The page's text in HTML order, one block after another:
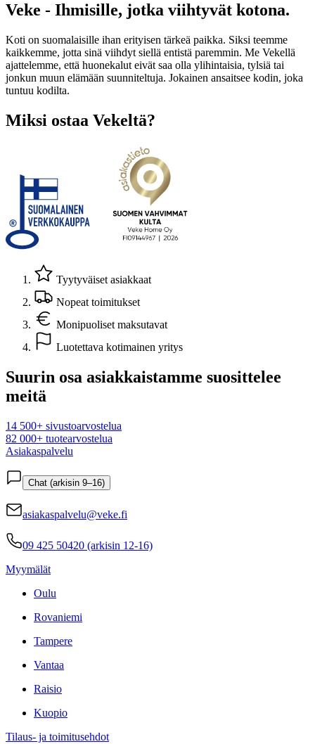
Veke - Ihmisille, jotka viihtyvät kotona.
Koti on suomalaisille ihan erityisen tärkeä paikka. Siksi teemme
kaikkemme, jotta sinä viihdyt siellä entistä paremmin. Me Vekellä
ajattelemme, että huonekalut eivät saa olla ylihintaisia, tylsiä tai
jonkun muun elämään suunniteltuja. Jokainen ansaitsee kodin, joka
tuntuu kodilta.
Miksi ostaa Vekeltä?
Tyytyväiset asiakkaat
Nopeat toimitukset
Monipuoliset maksutavat
Luotettava kotimainen yritys
Suurin osa asiakkaistamme suosittelee
meitä
14 500+ sivustoarvostelua
82 000+ tuotearvostelua
Asiakaspalvelu
Chat (arkisin 9–16)
asiakaspalvelu@veke.fi
09 425 50420 (arkisin 12-16)
Myymälät
Oulu
Rovaniemi
Tampere
Vantaa
Raisio
Kuopio
Tilaus- ja toimitusehdot